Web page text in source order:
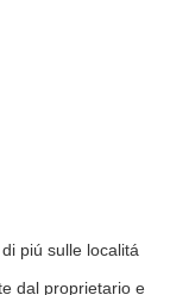
piú sulle localitá
dal proprietario e